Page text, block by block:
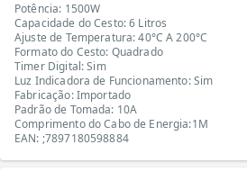
Potência: 1500W
Capacidade do Cesto: 6 Litros
Ajuste de Temperatura: 40°C A 200°C
Formato do Cesto: Quadrado
Timer Digital: Sim
Luz Indicadora de Funcionamento: Sim
Fabricação: Importado
Padrão de Tomada: 10A
Comprimento do Cabo de Energia:1M
EAN: ;7897180598884